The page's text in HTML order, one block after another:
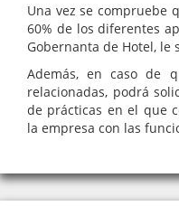
Una vez se compruebe
60% de los diferentes
Gobernanta de Hotel,
Además, en caso de
relacionadas, podrá
de prácticas en el que
la empresa con las